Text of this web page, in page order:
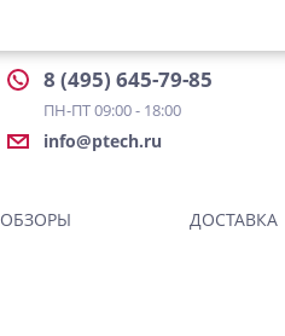
8 (495) 645-79-85
ПН-ПТ 09:00 - 18:00
info@ptech.ru
ОБЗОРЫ ДОСТАВКА